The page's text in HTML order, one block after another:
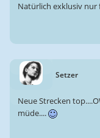
Natürlich exklusiv nur
Setzer
Neue Strecken
müde....